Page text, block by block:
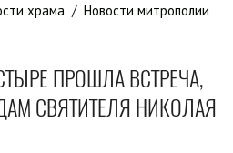
храма / Новости митрополии
ПРОШЛА ВСТРЕЧА,
СВЯТИТЕЛЯ НИКОЛАЯ